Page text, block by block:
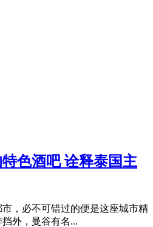
色酒吧 诠释泰国主
，必不可错过的便是这座城市精
外，曼谷有名...